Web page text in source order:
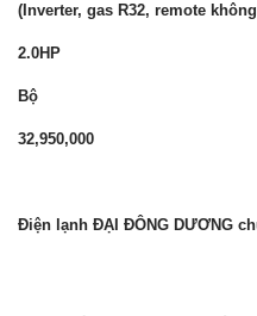
(Inverter, gas R32, remote
2.0HP
Bộ
32,950,000
Điện lạnh ĐẠI ĐÔNG DƯƠNG